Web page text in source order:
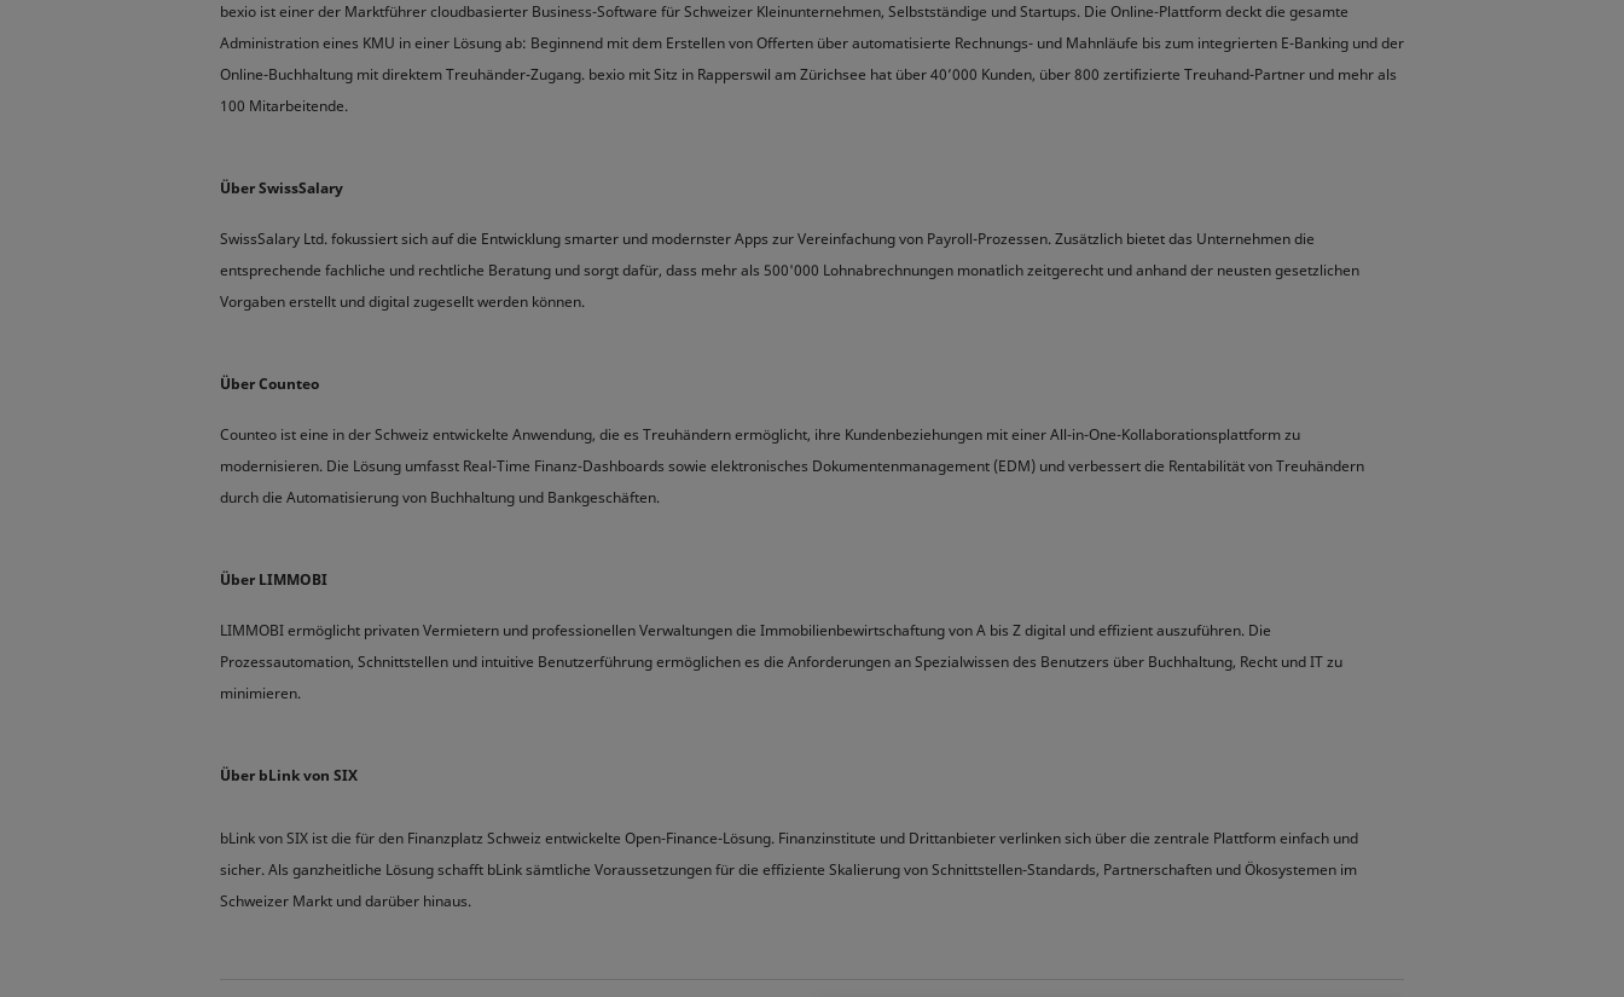
bexio ist einer der Marktführer cloudbasierter Business-Software für Schweizer Kleinunternehmen, Selbstständige und Startups. Die Online-Plattform deckt die gesamte
Administration eines KMU in einer Lösung ab: Beginnend mit dem Erstellen von Offerten über automatisierte Rechnungs- und Mahnläufe bis zum integrierten E-Banking und der
Online-Buchhaltung mit direktem Treuhänder-Zugang. bexio mit Sitz in Rapperswil am Zürichsee hat über 40’000 Kunden, über 800 zertifizierte Treuhand-Partner und mehr als
100 Mitarbeitende.
Über SwissSalary
SwissSalary Ltd. fokussiert sich auf die Entwicklung smarter und modernster Apps zur Vereinfachung von Payroll-Prozessen. Zusätzlich bietet das Unternehmen die
entsprechende fachliche und rechtliche Beratung und sorgt dafür, dass mehr als 500'000 Lohnabrechnungen monatlich zeitgerecht und anhand der neusten gesetzlichen
Vorgaben erstellt und digital zugesellt werden können.
Über Counteo
Counteo ist eine in der Schweiz entwickelte Anwendung, die es Treuhändern ermöglicht, ihre Kundenbeziehungen mit einer All-in-One-Kollaborationsplattform zu
modernisieren. Die Lösung umfasst Real-Time Finanz-Dashboards sowie elektronisches Dokumentenmanagement (EDM) und verbessert die Rentabilität von Treuhändern
durch die Automatisierung von Buchhaltung und Bankgeschäften.
Über LIMMOBI
LIMMOBI ermöglicht privaten Vermietern und professionellen Verwaltungen die Immobilienbewirtschaftung von A bis Z digital und effizient auszuführen. Die
Prozessautomation, Schnittstellen und intuitive Benutzerführung ermöglichen es die Anforderungen an Spezialwissen des Benutzers über Buchhaltung, Recht und IT zu
minimieren.
Über bLink von SIX
bLink von SIX ist die für den Finanzplatz Schweiz entwickelte Open-Finance-Lösung. Finanzinstitute und Drittanbieter verlinken sich über die zentrale Plattform einfach und
sicher. Als ganzheitliche Lösung schafft bLink sämtliche Voraussetzungen für die effiziente Skalierung von Schnittstellen-Standards, Partnerschaften und Ökosystemen im
Schweizer Markt und darüber hinaus.